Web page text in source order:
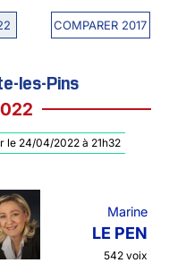
COMPARER 2017
les-Pins
le 24/04/2022 à 21h32
Marine
LE PEN
542 voix